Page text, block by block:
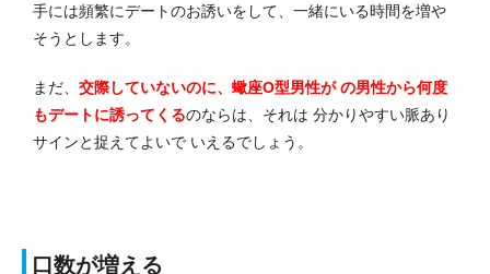
手には頻繁にデートのお誘いをして、一緒にいる時間を増や
そうとします。
まだ、 交際していないのに、蠍座O型男性が の男性から何度
もデートに誘ってくるのならは、それは 分かりやすい脈あり
サインと捉えてよいで いえるでしょう。
口数が増える